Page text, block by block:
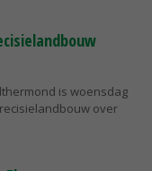
is woensdag
over